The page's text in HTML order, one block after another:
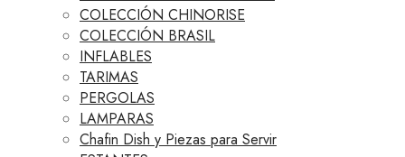
COLECCIÓN CHINORISE
COLECCIÓN BRASIL
INFLABLES
TARIMAS
PERGOLAS
LAMPARAS
Chafin Dish y Piezas para Servir